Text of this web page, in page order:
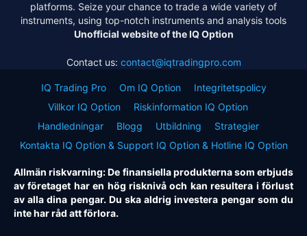
platforms. Seize your chance to trade a wide variety of
instruments, using top-notch instruments and analysis tools
Unofficial website of the IQ Option
Contact us: contact@iqtradingpro.com
IQ Trading Pro Om IQ Option
Integritetspolicy
Villkor IQ Option
Riskinformation IQ Option
Handledningar
Blogg Utbildning
Strategier
Kontakta IQ Option & Support IQ Option & Hotline IQ Option
Allmän riskvarning: De finansiella produkterna som erbjuds
av företaget har en hög risknivå och kan resultera i förlust
av alla dina pengar. Du ska aldrig investera pengar som du
inte har råd att förlora.